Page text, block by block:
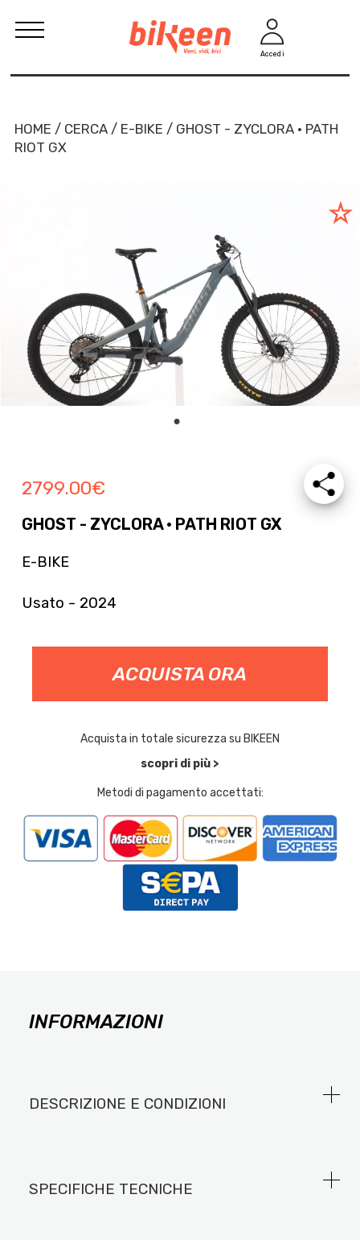
Accedi
HOME / CERCA / E-BIKE / GHOST - ZYCLORA · PATH
RIOT GX
2799.00€
GHOST - ZYCLORA · PATH RIOT GX
E-BIKE
Usato - 2024
ACQUISTA ORA
Acquista in totale sicurezza su BIKEEN
scopri di più >
Metodi di pagamento accettati:
INFORMAZIONI
DESCRIZIONE E CONDIZIONI
SPECIFICHE TECNICHE